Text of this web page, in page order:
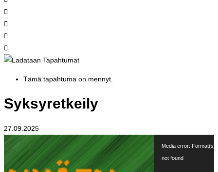
Tämä tapahtuma on mennyt.
Syksyretkeily
27.09.2025
Media error:
not found